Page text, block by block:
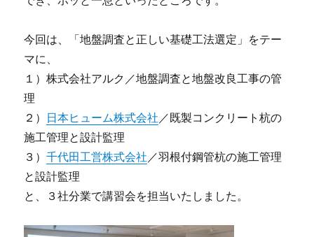
今回は、「地盤調査と正しい基礎工法選定」をテー
マに、
１）株式会社アルク／地盤調査と地盤改良工事の管
理
２） 日本ヒューム株式会社 ／既製コンクリート杭の
施工管理と設計監理
３）千代田工営株式会社 ／羽根付鋼管杭の施工管理
と設計監理
と、３社分業で講習会を担当いたしました。